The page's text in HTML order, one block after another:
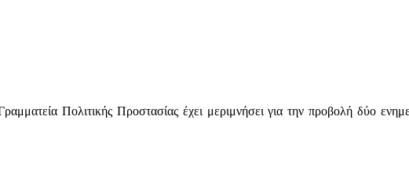
Πολιτικής Προστασίας έχει μεριμνήσει για την προβολή δύο